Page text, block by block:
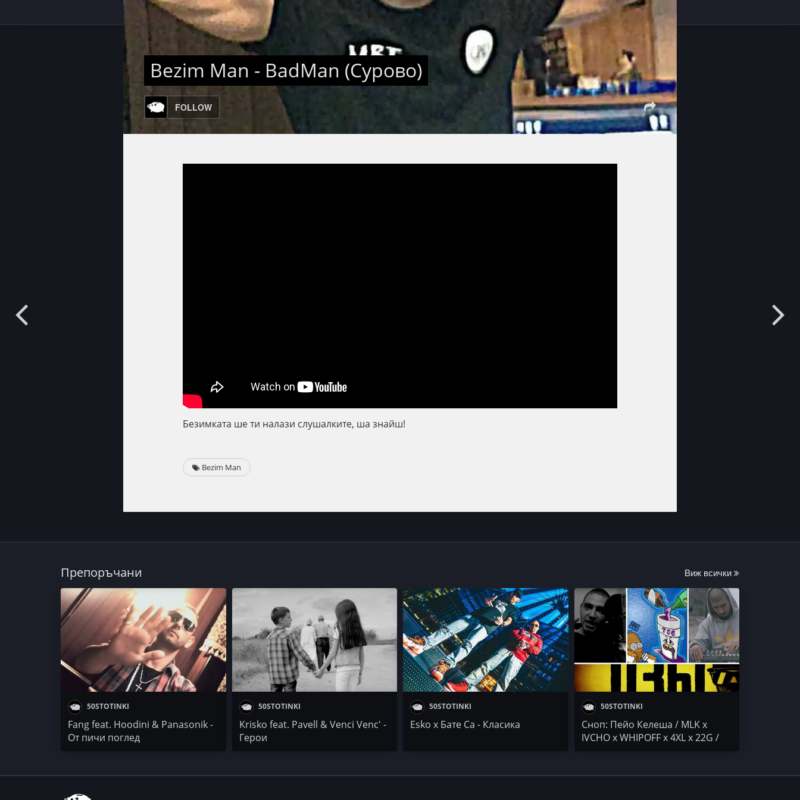
Bezim Man - BadMan (Сурово)
FOLLOW
Безимката ше ти налази слушалките, ша знайш!
Bezim Man
Препоръчани Виж всички
50STOTINKI
Fang feat. Hoodini & Panasonik -
От пичи поглед
50STOTINKI
Krisko feat. Pavell & Venci Venc' -
Герои
50STOTINKI
Esko x Бате Са - Класика
50STOTINKI
Сноп: Пейо Келеша / MLK x
IVCHO x WHIPOFF x 4XL x 22G /